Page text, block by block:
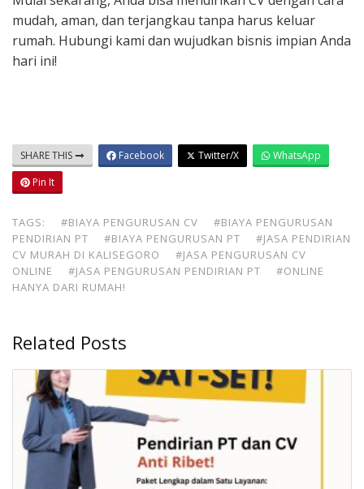
mudah, aman, dan terjangkau tanpa harus keluar
rumah. Hubungi kami dan wujudkan bisnis impian Anda
hari ini!
SHARE THIS Facebook Twitter/X
WhatsApp
Pin It
TAGS: #BIAYA PENGURUSAN CV
#BIAYA PENGURUSAN
PENDIRIAN PT
#BIAYA PENGURUSAN PT
#JASA PENDIRIAN
CV MURAH DI KALISEGORO
#JASA PENGURUSAN CV
ONLINE
#JASA PENGURUSAN PENDIRIAN PT
#ONLINE
HANYA DARI RUMAH!
Related Posts